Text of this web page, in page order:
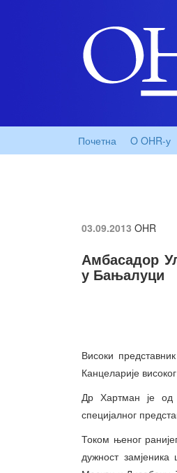
Почетна O OHR-у
03.09.2013 OHR
Амбасадор
у Бањалуци
Високи
Канцеларије
Др Хартман је од
специјалног
Током њеног
дужност